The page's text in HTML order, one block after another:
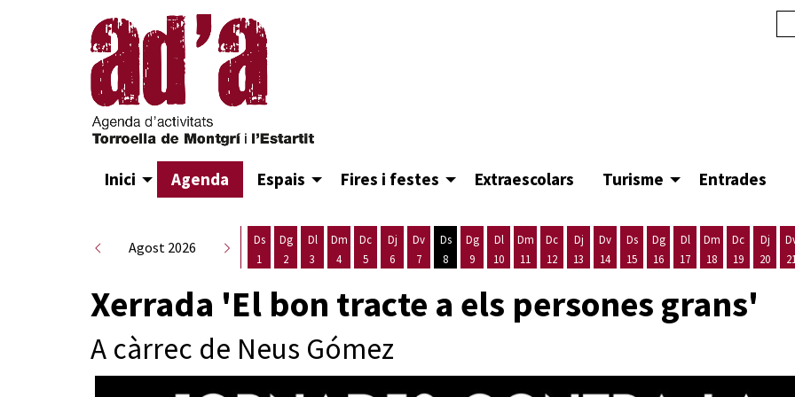
Inici Agenda Espais Fires i festes Extraescolars Turisme Entrades
Agost 2026
Ds
1
Dg
2
Dl
3
Dm
4
Dc
5
Dj
6
Dv
7
Ds
8
Dg
9
Dl
10
Dm
11
Dc
12
Dj
13
Dv
14
Ds
15
Dg
16
Dl
17
Dm
18
Dc
19
Dj
20
Xerrada 'El bon tracte a els persones grans'
A càrrec de Neus Gómez